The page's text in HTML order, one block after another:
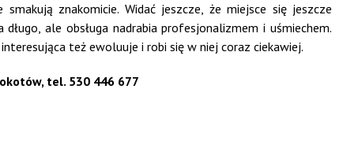
znakomicie. Widać jeszcze, że miejsce się jeszcze
ale obsługa nadrabia profesjonalizmem i uśmiechem.
też ewoluuje i robi się w niej coraz ciekawiej.
tel. 530 446 677